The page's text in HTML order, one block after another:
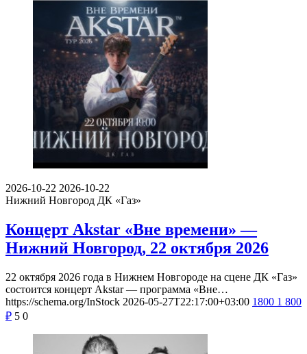
2026-10-22 2026-10-22
Нижний Новгород ДК «Газ»
Концерт Akstar «Вне времени» —
Нижний Новгород, 22 октября 2026
22 октября 2026 года в Нижнем Новгороде на сцене ДК «Газ»
состоится концерт Akstar — программа «Вне…
https://schema.org/InStock 2026-05-27T22:17:00+03:00 1800 1 800
₽ 5 0